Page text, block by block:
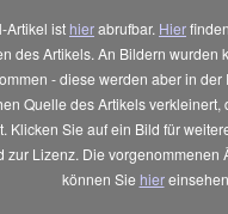
Artikel ist hierabrufbar. Hier
des Artikels. An Bildern wurden
- diese werden aber in
Quelle des Artikels verkleinert,
Klicken Sie auf ein Bild für
zur Lizenz. Die vorgenommenen
können Sie hier